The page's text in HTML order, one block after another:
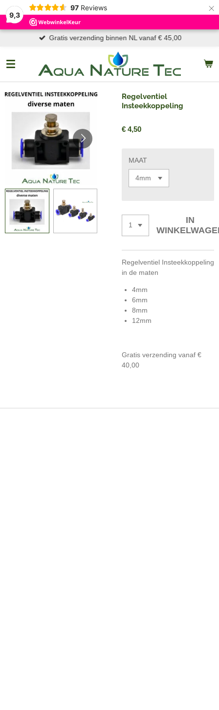
9,3
97 Reviews ×
Gratis verzending binnen NL vanaf € 45,00
Regelventiel
Insteekkoppeling
€ 4,50
MAAT
IN
Regelventiel Insteekkoppeling
in de maten
4mm
6mm
8mm
12mm
Gratis verzending vanaf €
40,00